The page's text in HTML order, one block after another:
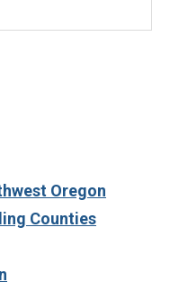
Oregon
Counties